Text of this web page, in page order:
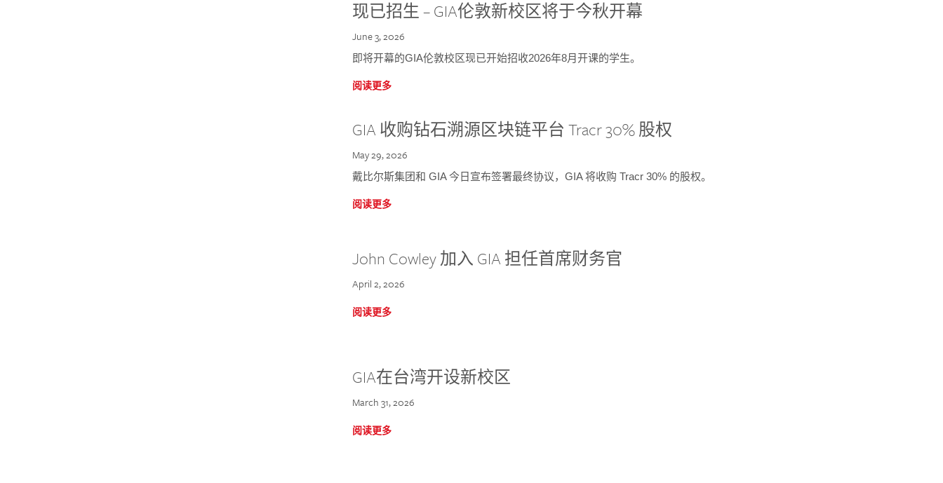
现已招生 – GIA伦敦新校区将于今秋开幕
June 3, 2026
即将开幕的GIA伦敦校区现已开始招收2026年8月开课的学生。
阅读更多
GIA 收购钻石溯源区块链平台 Tracr 30% 股权
May 29, 2026
戴比尔斯集团和 GIA 今日宣布签署最终协议，GIA 将收购 Tracr 30% 的股权。
阅读更多
John Cowley 加入 GIA 担任首席财务官
April 2, 2026
阅读更多
GIA在台湾开设新校区
March 31, 2026
阅读更多